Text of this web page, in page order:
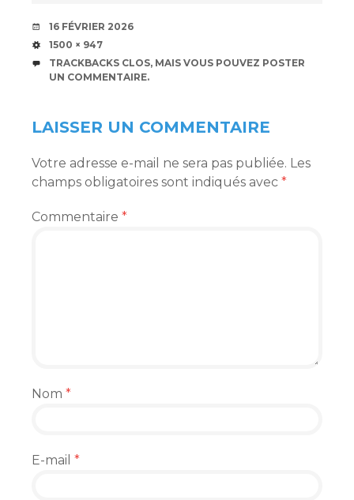
DATE
16 FÉVRIER 2026
TAILLE
1500 × 947
TRACKBACKS CLOS, MAIS VOUS POUVEZ POSTER
UN COMMENTAIRE.
LAISSER UN COMMENTAIRE
Votre adresse e-mail ne sera pas publiée. Les
champs obligatoires sont indiqués avec *
Commentaire *
Nom *
E-mail *